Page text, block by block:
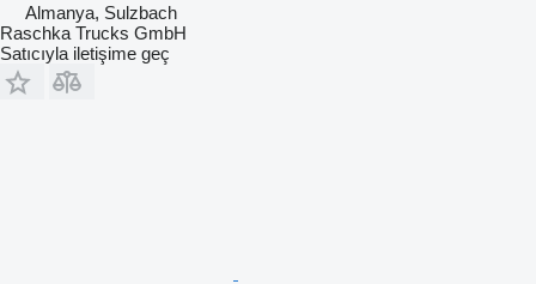
Almanya, Sulzbach
Raschka Trucks GmbH
Satıcıyla iletişime geç